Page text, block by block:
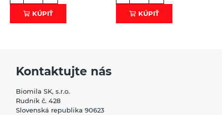
KÚPIŤ KÚPIŤ
Kontaktujte nás
Biomila SK, s.r.o.
Rudník č. 428
Slovenská republika 90623